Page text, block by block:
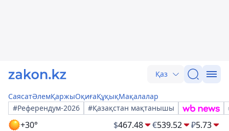
Қаз
СаясатӘлемҚаржыОқиғаҚұқықМақалалар
#Референдум-2026
#Қазақстан мақтанышы
+30° $467.48 €539.52 ₽5.73